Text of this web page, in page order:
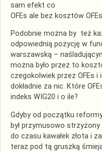
sam efekt co
OFEs ale bez kosztów
Podobnie można by też
odpowiednią pozycję w
warszawską –
można było przez to
czegokolwiek przez OFEs
dokładnie za nic. Które
indeks WIG20 i o ile?
Gdyby od początku
był przymusowo strzyżony
do czasu kawałek złota i
teraz pod tą gruszką